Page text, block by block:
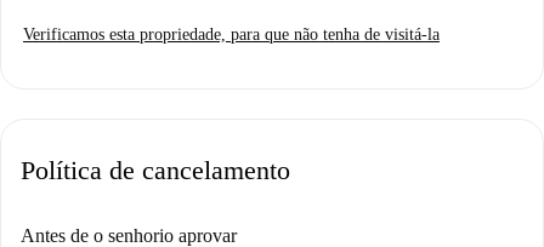
Verificamos esta propriedade, para que não tenha de visitá-la
Política de cancelamento
Antes de o senhorio aprovar